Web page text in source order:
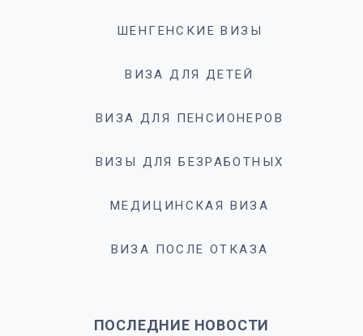
ШЕНГЕНСКИЕ ВИЗЫ
ВИЗА ДЛЯ ДЕТЕЙ
ВИЗА ДЛЯ ПЕНСИОНЕРОВ
ВИЗЫ ДЛЯ БЕЗРАБОТНЫХ
МЕДИЦИНСКАЯ ВИЗА
ВИЗА ПОСЛЕ ОТКАЗА
ПОСЛЕДНИЕ НОВОСТИ